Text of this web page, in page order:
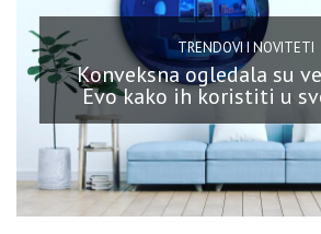
TRENDOVI I NOVITETI
Konveksna ogledala su
Evo kako ih koristiti u